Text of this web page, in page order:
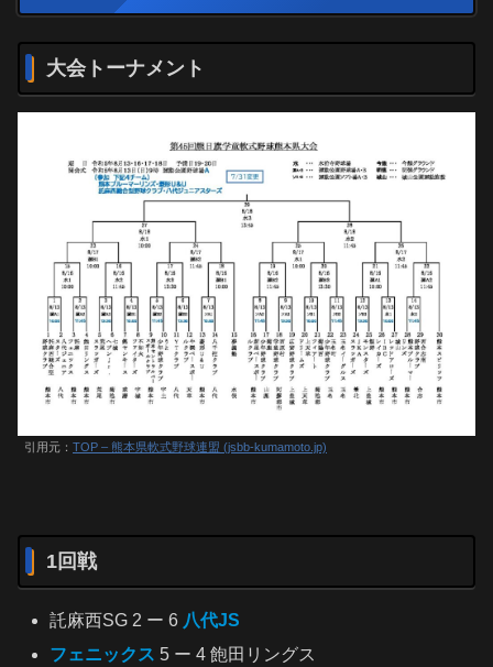
大会トーナメント
引用元： TOP – 熊本県軟式野球連盟 (jsbb-kumamoto.jp)
1回戦
託麻西SG 2 ー 6 八代JS
フェニックス 5 ー 4 飽田リングス